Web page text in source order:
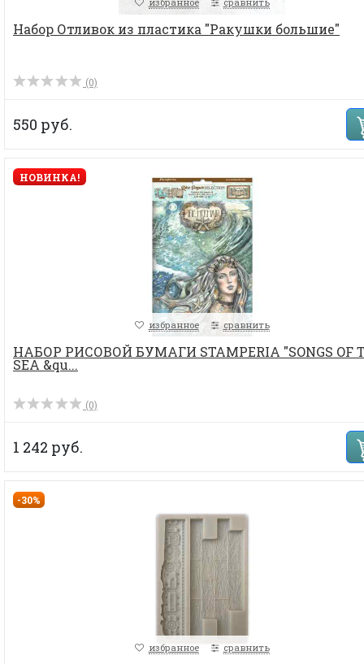
Набор Отливок из пластика "Ракушки большие"
(0)
550 руб.
НОВИНКА!
избранное сравнить
НАБОР РИСОВОЙ БУМАГИ STAMPERIA "SONGS OF
SEA &qu...
(0)
1 242 руб.
-30%
избранное сравнить